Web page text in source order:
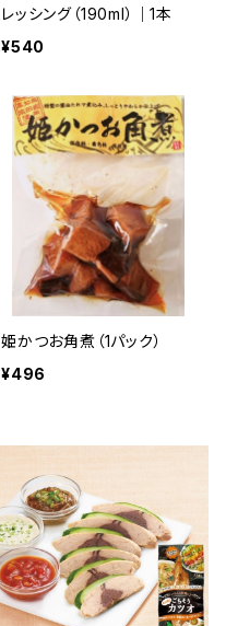
レッシング（190ml）｜1本
¥540
姫かつお角煮（1パック）
¥496